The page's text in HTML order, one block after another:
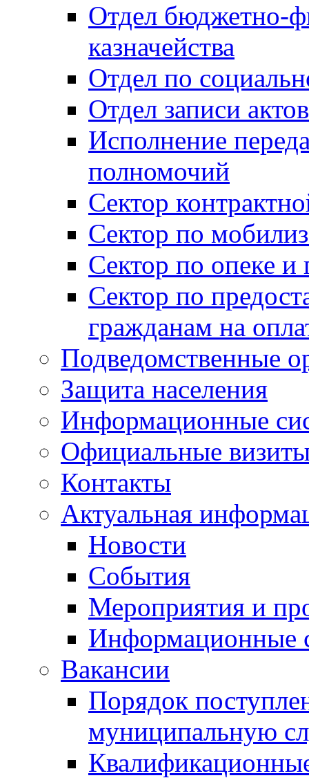
Отдел бюджетно-
казначейства
Отдел по
Отдел записи
Исполнение
полномочий
Сектор
Сектор по
Сектор по опеке и
Сектор по
гражданам на
Подведомственные
Защита населения
Информационные
Официальные
Контакты
Актуальная
Новости
События
Мероприятия и
Информационные
Вакансии
Порядок
муниципальную